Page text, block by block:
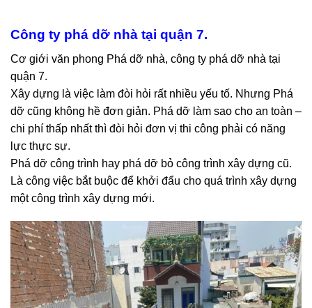
Công ty phá dỡ nhà tại quận 7.
Cơ giới văn phong Phá dỡ nhà, công ty phá dỡ nhà tại
quận 7.
Xây dựng là việc làm đòi hỏi rất nhiều yếu tố. Nhưng Phá
dỡ cũng không hề đơn giản. Phá dỡ làm sao cho an toàn –
chi phí thấp nhất thì đòi hỏi đơn vị thi công phải có năng
lực thực sự.
Phá dỡ công trình hay phá dỡ bỏ công trình xây dựng cũ.
Là công việc bắt buộc để khởi đẩu cho quá trình xây dựng
một công trình xây dựng mới.